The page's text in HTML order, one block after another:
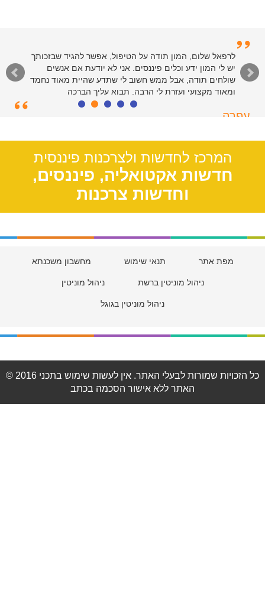
לרפאל שלום, המון תודה על הטיפול, אפשר להגיד שבזכותך
יש לי המון ידע וכלים פיננסים. אני לא יודעת אם אנשים
שולחים תודה, אבל ממש חשוב לי שתדע שהיית מאוד נחמד
ומאוד מקצועי ועזרת לי הרבה. תבוא עליך הברכה
עפרה
המרכז לחדשות ולצרכנות פיננסית
חדשות אקטואליה, פיננסים,
וחדשות צרכנות
מפת אתר תנאי שימוש מחשבון משכנתא
ניהול מוניטין ברשת ניהול מוניטין
ניהול מוניטין בגוגל
© 2016 כל הזכויות שמורות לבעלי האתר. אין לעשות שימוש בתכני
האתר ללא אישור הסכמה בכתב